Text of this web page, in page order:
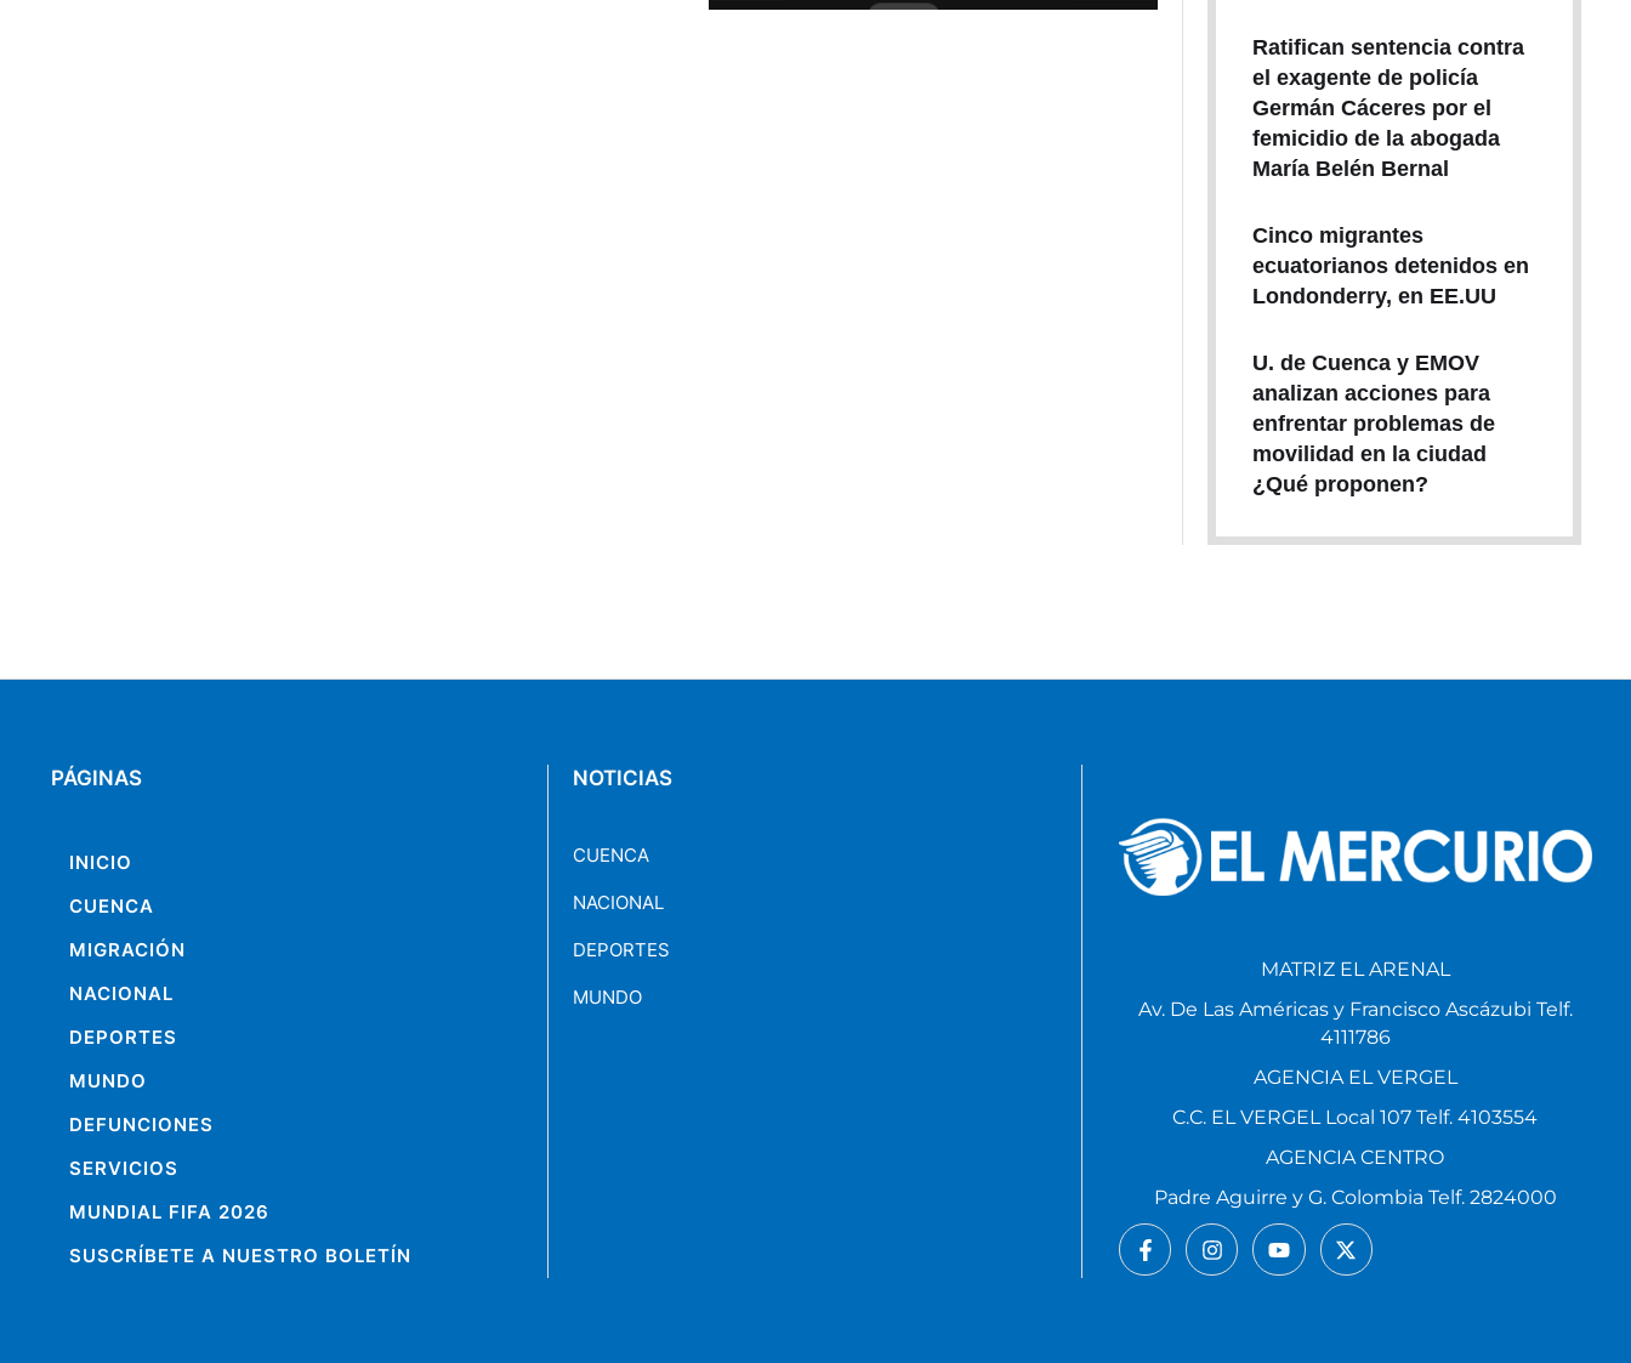
Ratifican sentencia contra
el exagente de policía
Germán Cáceres por el
femicidio de la abogada
María Belén Bernal
Cinco migrantes
ecuatorianos detenidos en
Londonderry, en EE.UU
U. de Cuenca y EMOV
analizan acciones para
enfrentar problemas de
movilidad en la ciudad
¿Qué proponen?
PÁGINAS
INICIO
CUENCA
MIGRACIÓN
NACIONAL
DEPORTES
MUNDO
DEFUNCIONES
SERVICIOS
MUNDIAL FIFA 2026
SUSCRÍBETE A NUESTRO BOLETÍN
NOTICIAS
CUENCA
NACIONAL
DEPORTES
MUNDO
MATRIZ EL ARENAL
Av. De Las Américas y Francisco Ascázubi Telf.
4111786
AGENCIA EL VERGEL
C.C. EL VERGEL Local 107 Telf. 4103554
AGENCIA CENTRO
Padre Aguirre y G. Colombia Telf. 2824000